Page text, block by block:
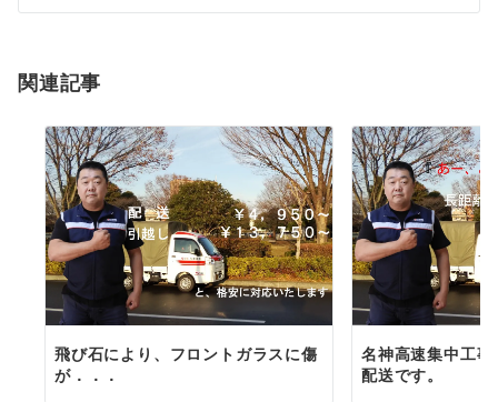
シ
ン
関連記事
飛び石により、フロントガラスに傷
が．．．
名神高速集中工
配送です。